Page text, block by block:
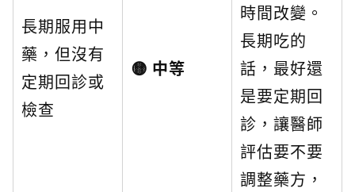
長期服用中
藥，但沒有
定期回診或
檢查
🟡 中等
時間改變。
長期吃的
話，最好還
是要定期回
診，讓醫師
評估要不要
調整藥方，